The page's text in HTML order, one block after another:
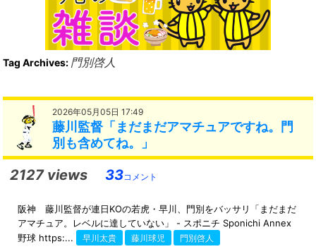
Tag Archives: 門別啓人
2026年05月05日 17:49
藤川監督「まだまだアマチュアですね。門
別も含めてね。」
2127 views 33コメント
阪神 藤川監督が連日KOの若虎・早川、門別をバッサリ「まだまだ
アマチュア。レベルに達していない」 - スポニチ Sponichi Annex
野球 https:...
早川太貴 藤川球児 門別啓人